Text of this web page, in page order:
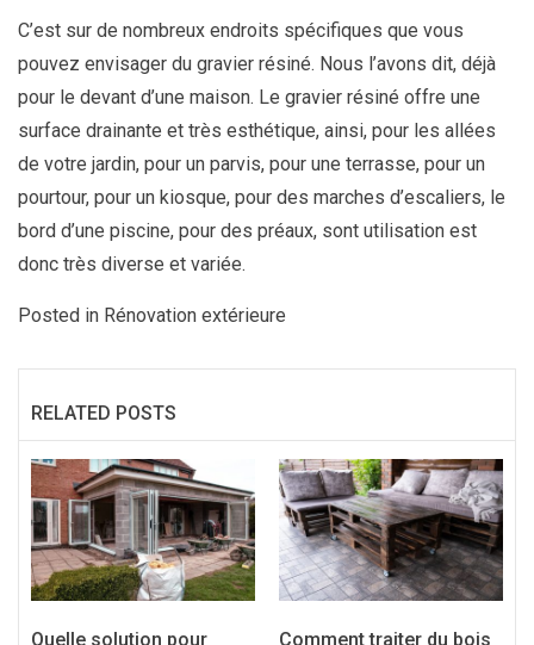
C’est sur de nombreux endroits spécifiques que vous
pouvez envisager du gravier résiné. Nous l’avons dit, déjà
pour le devant d’une maison. Le gravier résiné offre une
surface drainante et très esthétique, ainsi, pour les allées
de votre jardin, pour un parvis, pour une terrasse, pour un
pourtour, pour un kiosque, pour des marches d’escaliers, le
bord d’une piscine, pour des préaux, sont utilisation est
donc très diverse et variée.
Posted in Rénovation extérieure
RELATED POSTS
Quelle solution pour Comment traiter du bois